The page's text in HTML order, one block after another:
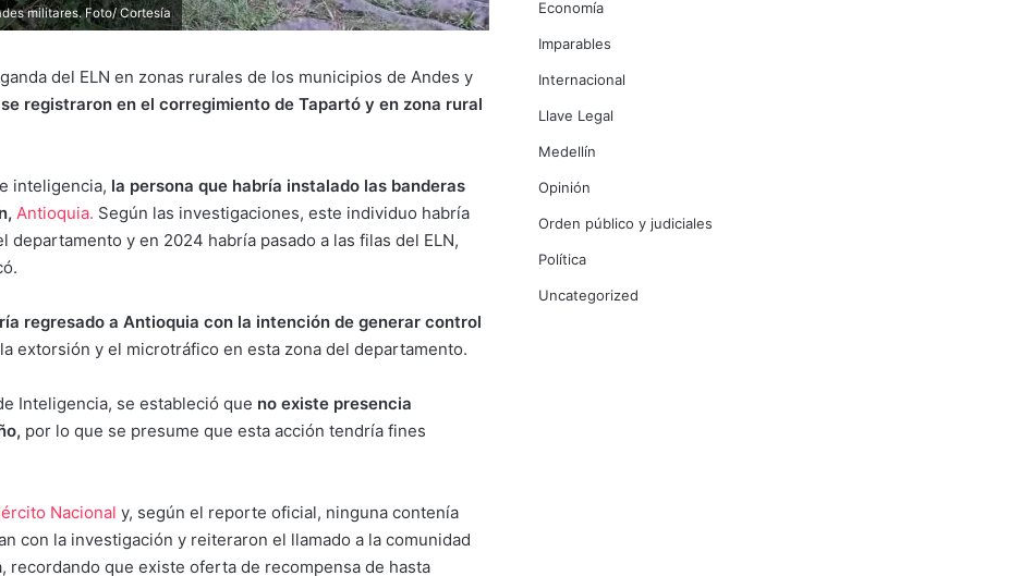
militares. Foto/ Cortesía
del ELN en zonas rurales de los municipios de Andes y
registraron en el corregimiento de Tapartó y en zona rural
inteligencia, la persona que habría instalado las banderas
Antioquia. Según las investigaciones, este individuo habría
departamento y en 2024 habría pasado a las filas del ELN,
regresado a Antioquia con la intención de generar control
extorsión y el microtráfico en esta zona del departamento.
Inteligencia, se estableció que no existe presencia
por lo que se presume que esta acción tendría fines
Nacional y, según el reporte oficial, ninguna contenía
con la investigación y reiteraron el llamado a la comunidad
recordando que existe oferta de recompensa de hasta
Economía
Imparables
Internacional
Llave Legal
Medellín
Opinión
Orden público y judiciales
Política
Uncategorized